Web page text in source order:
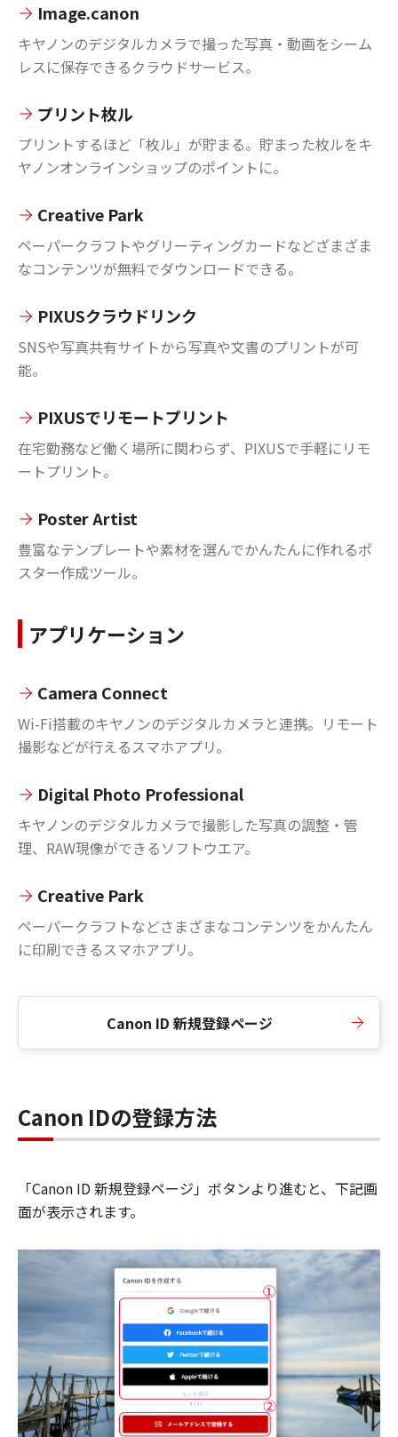
Image.canon
キヤノンのデジタルカメラで撮った写真・動画をシーム
レスに保存できるクラウドサービス。
プリント枚ル
プリントするほど「枚ル」が貯まる。貯まった枚ルをキ
ヤノンオンラインショップのポイントに。
Creative Park
ペーパークラフトやグリーティングカードなどざまざま
なコンテンツが無料でダウンロードできる。
PIXUSクラウドリンク
SNSや写真共有サイトから写真や文書のプリントが可
能。
PIXUSでリモートプリント
在宅勤務など働く場所に関わらず、PIXUSで手軽にリモ
ートプリント。
Poster Artist
豊富なテンプレートや素材を選んでかんたんに作れるポ
スター作成ツール。
アプリケーション
Camera Connect
Wi-Fi搭載のキヤノンのデジタルカメラと連携。リモート
撮影などが行えるスマホアプリ。
Digital Photo Professional
キヤノンのデジタルカメラで撮影した写真の調整・管
理、RAW現像ができるソフトウエア。
Creative Park
ペーパークラフトなどさまざまなコンテンツをかんたん
に印刷できるスマホアプリ。
Canon ID 新規登録ページ
Canon IDの登録方法
「Canon ID 新規登録ページ」ボタンより進むと、下記画
面が表示されます。